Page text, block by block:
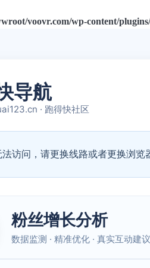
voovr.com/wp-content/plugins/